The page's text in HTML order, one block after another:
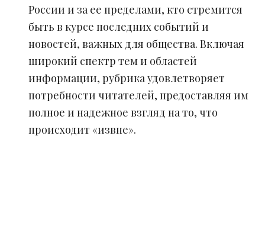
России и за ее пределами, кто стремится
быть в курсе последних событий и
новостей, важных для общества. Включая
широкий спектр тем и областей
информации, рубрика удовлетворяет
потребности читателей, предоставляя им
полное и надежное взгляд на то, что
происходит «извне».